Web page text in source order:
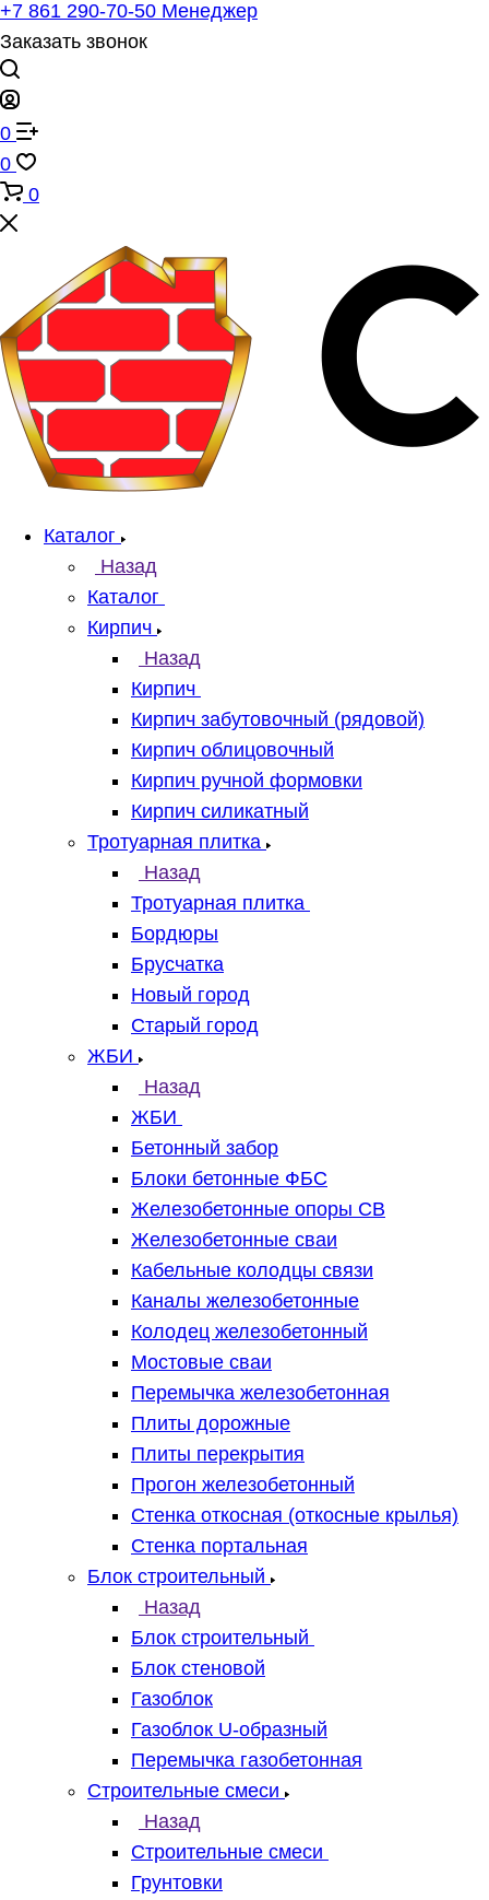
+7 861 290-70-50 Менеджер
Заказать звонок
0
0
0
Каталог
Назад
Каталог
Кирпич
Назад
Кирпич
Кирпич забутовочный (рядовой)
Кирпич облицовочный
Кирпич ручной формовки
Кирпич силикатный
Тротуарная плитка
Назад
Тротуарная плитка
Бордюры
Брусчатка
Новый город
Старый город
ЖБИ
Назад
ЖБИ
Бетонный забор
Блоки бетонные ФБС
Железобетонные опоры СВ
Железобетонные сваи
Кабельные колодцы связи
Каналы железобетонные
Колодец железобетонный
Мостовые сваи
Перемычка железобетонная
Плиты дорожные
Плиты перекрытия
Прогон железобетонный
Стенка откосная (откосные крылья)
Стенка портальная
Блок строительный
Назад
Блок строительный
Блок стеновой
Газоблок
Газоблок U-образный
Перемычка газобетонная
Строительные смеси
Назад
Строительные смеси
Грунтовки